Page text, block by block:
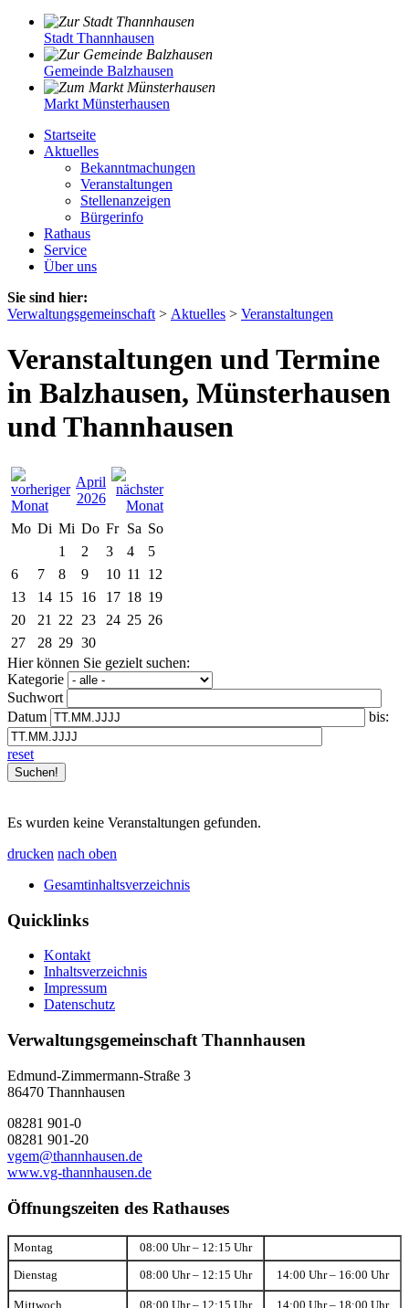
Stadt Thannhausen
Gemeinde Balzhausen
Markt Münsterhausen
Startseite
Aktuelles
Bekanntmachungen
Veranstaltungen
Stellenanzeigen
Bürgerinfo
Rathaus
Service
Über uns
Sie sind hier:
Verwaltungsgemeinschaft > Aktuelles > Veranstaltungen
Veranstaltungen und Termine
in Balzhausen, Münsterhausen
und Thannhausen
April
2026
Mo Di Mi Do Fr Sa So
1
2 3 4
5
6
7 8 9 10 11
12
13
14 15 16 17 18 19
20
21 22 23 24 25 26
27
28 29 30
Hier können Sie gezielt suchen:
Kategorie
Suchwort
Datum
bis:
reset
Es wurden keine Veranstaltungen gefunden.
drucken nach oben
Gesamtinhaltsverzeichnis
Quicklinks
Kontakt
Inhaltsverzeichnis
Impressum
Datenschutz
Verwaltungsgemeinschaft Thannhausen
Edmund-Zimmermann-Straße 3
86470 Thannhausen
08281 901-0
08281 901-20
vgem@thannhausen.de
www.vg-thannhausen.de
Öffnungszeiten des Rathauses
Montag 08:00 Uhr – 12:15 Uhr
Dienstag 08:00 Uhr – 12:15 Uhr 14:00 Uhr – 16:00 Uhr